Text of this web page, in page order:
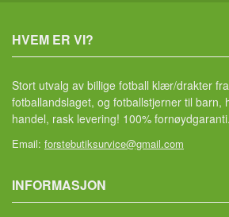
HVEM ER VI?
Stort utvalg av billige fotball klær/drakter
fotballandslaget, og fotballstjerner til barn,
handel, rask levering! 100% fornøydgaranti.
Email: forstebutiksurvice@gmail.com
INFORMASJON